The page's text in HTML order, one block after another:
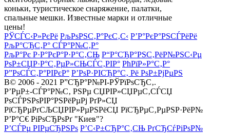
коньки, туристическое снаряжение, палатки,
спальные мешки. Известные марки и отличные
цены!
РЎСЃС‹Р»РєРё РљРѕРЅС‚Р°РєС‚С‹ Р’Р°РєР°РЅСЃРёРё
РљР°СЂС‚Р° СЃР°Р№С‚Р°
РљР°Рє Р·Р°РєР°Р·Р°С‚СЊ Р“Р°СЂР°РЅС‚РёР№РЅС‹Рµ
РѕР±СЏР·Р°С‚РµР»СЊСЃС‚РІР° РћРїР»Р°С‚Р°
Р”РѕСЃС‚Р°РІРєР° Р’РѕР·РІСЂР°С‚ Рё РѕР±РјРµРЅ
В© 2006 - 2021 Р”СЂР°Р№РІ-РЎРїРѕСЂС‚.
Р’РµР±-СЃР°Р№С‚ РЅРµ СЏРІР»СЏРµС‚СЃСЏ
РѕСЃРЅРѕРІР°РЅРёРµРј РґР»СЏ
РїСЂРµРґСЉСЏРІР»РµРЅРёСЏ РїСЂРµС‚РµРЅР·РёР№
Р’Р°С€ РіРѕСЂРѕРґ "Киев"?
Р’СЃРµ РІРµСЂРЅРѕ Р’С‹Р±СЂР°С‚СЊ РґСЂСѓРіРѕР№